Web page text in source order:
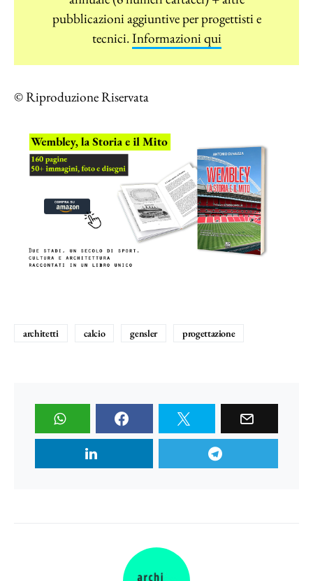
pubblicazioni aggiuntive per progettisti e
tecnici.Informazioni qui
© Riproduzione Riservata
architetti calcio gensler progettazione